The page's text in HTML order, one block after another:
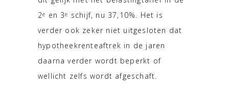
2e en 3e schijf, nu 37,10%. Het is
verder ook zeker niet uitgesloten dat
hypotheekrenteaftrek in de jaren
daarna verder wordt beperkt of
wellicht zelfs wordt afgeschaft.